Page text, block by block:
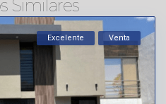
Similares
Excelente Venta